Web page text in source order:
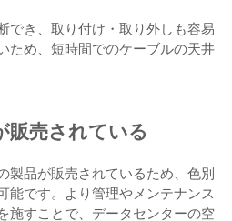
でき、取り付け・取り外しも容易
ため、短時間でのケーブルの天井
販売されている
製品が販売されているため、色別
能です。より管理やメンテナンス
施すことで、データセンターの空